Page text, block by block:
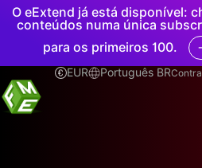
O eExtend já está disponível:
conteúdos numa única
para os primeiros 100.
EUR
Português BR